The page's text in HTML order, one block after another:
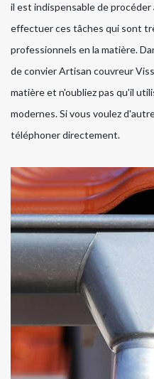
il est indispensable de
effectuer ces tâches qui sont
professionnels en la matière.
de convier Artisan couvreur
matière et n'oubliez pas qu'il
modernes. Si vous voulez
téléphoner directement.